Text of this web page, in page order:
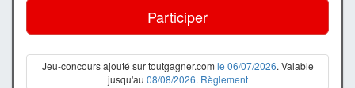
Participer
Jeu-concours ajouté sur toutgagner.com le 06/07/2026. Valable
jusqu'au 08/08/2026. Règlement